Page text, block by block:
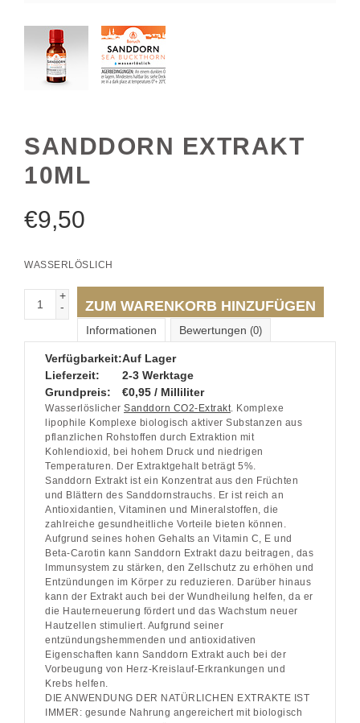
SANDDORN EXTRAKT
10ML
€9,50
WASSERLÖSLICH
+
-
ZUM WARENKORB HINZUFÜGEN
Informationen Bewertungen (0)
Verfügbarkeit:Auf Lager
Lieferzeit:
2-3 Werktage
Grundpreis:
€0,95 / Milliliter
Wasserlöslicher Sanddorn CO2-Extrakt. Komplexe
lipophile Komplexe biologisch aktiver Substanzen aus
pflanzlichen Rohstoffen durch Extraktion mit
Kohlendioxid, bei hohem Druck und niedrigen
Temperaturen. Der Extraktgehalt beträgt 5%.
Sanddorn Extrakt ist ein Konzentrat aus den Früchten
und Blättern des Sanddornstrauchs. Er ist reich an
Antioxidantien, Vitaminen und Mineralstoffen, die
zahlreiche gesundheitliche Vorteile bieten können.
Aufgrund seines hohen Gehalts an Vitamin C, E und
Beta-Carotin kann Sanddorn Extrakt dazu beitragen, das
Immunsystem zu stärken, den Zellschutz zu erhöhen und
Entzündungen im Körper zu reduzieren. Darüber hinaus
kann der Extrakt auch bei der Wundheilung helfen, da er
die Hauterneuerung fördert und das Wachstum neuer
Hautzellen stimuliert. Aufgrund seiner
entzündungshemmenden und antioxidativen
Eigenschaften kann Sanddorn Extrakt auch bei der
Vorbeugung von Herz-Kreislauf-Erkrankungen und
Krebs helfen.
DIE ANWENDUNG DER NATÜRLICHEN EXTRAKTE IST
IMMER: gesunde Nahrung angereichert mit biologisch